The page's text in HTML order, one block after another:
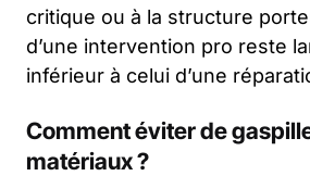
critique ou à la structure
d’une intervention pro reste
inférieur à celui d’une
Comment éviter de
matériaux ?